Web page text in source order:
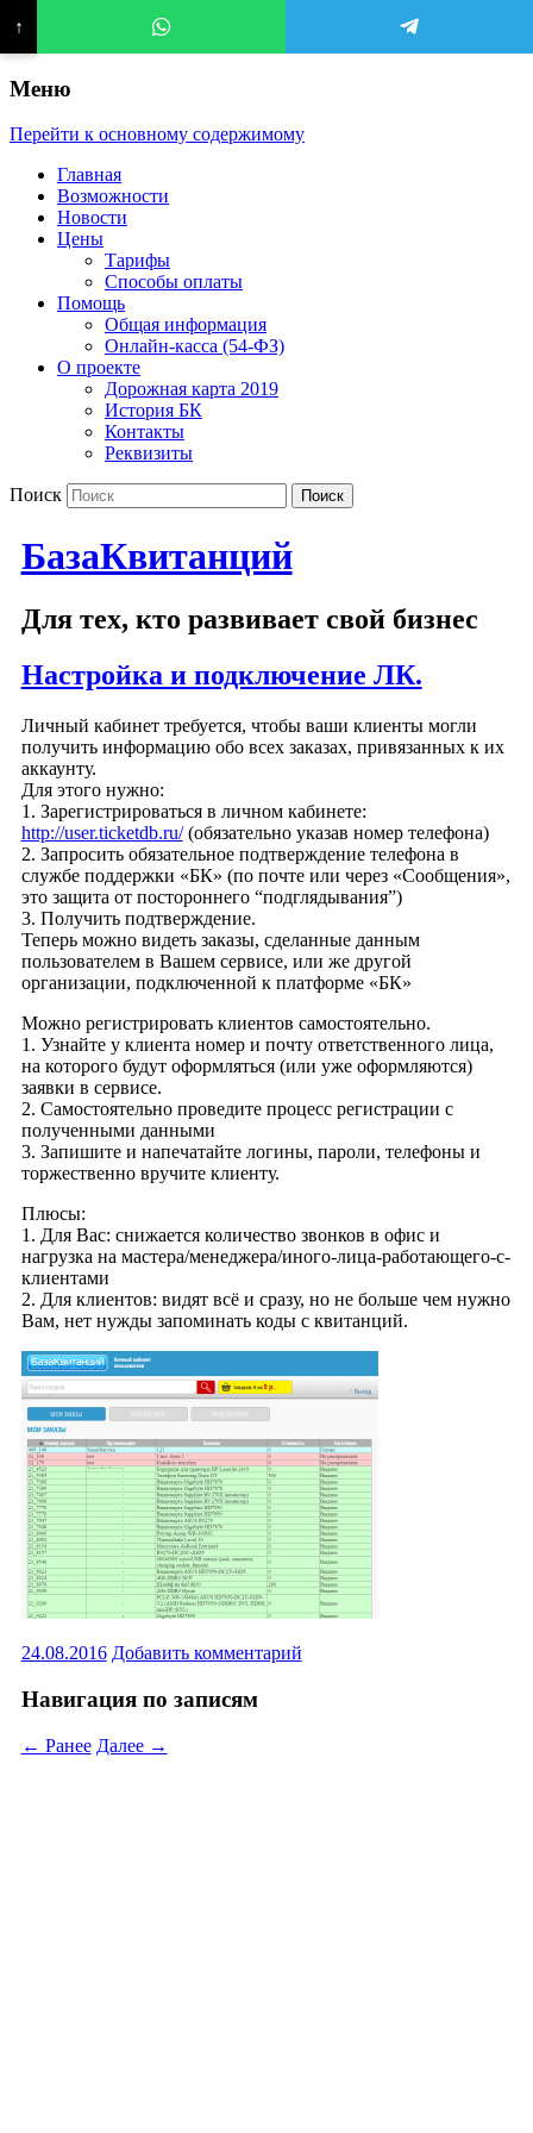
Меню
Перейти к основному содержимому
Главная
Возможности
Новости
Цены
Тарифы
Способы оплаты
Помощь
Общая информация
Онлайн-касса (54-ФЗ)
О проекте
Дорожная карта 2019
История БК
Контакты
Реквизиты
Поиск
БазаКвитанций
Для тех, кто развивает свой бизнес
Настройка и подключение ЛК.
Личный кабинет требуется, чтобы ваши клиенты могли
получить информацию обо всех заказах, привязанных к их
аккаунту.
Для этого нужно:
1. Зарегистрироваться в личном кабинете:
http://user.ticketdb.ru/(обязательно указав номер телефона)
2. Запросить обязательное подтверждение телефона в
службе поддержки «БК» (по почте или через «Сообщения»,
это защита от постороннего “подглядывания”)
3. Получить подтверждение.
Теперь можно видеть заказы, сделанные данным
пользователем в Вашем сервисе, или же другой
организации, подключенной к платформе «БК»
Можно регистрировать клиентов самостоятельно.
1. Узнайте у клиента номер и почту ответственного лица,
на которого будут оформляться (или уже оформляются)
заявки в сервисе.
2. Самостоятельно проведите процесс регистрации с
полученными данными
3. Запишите и напечатайте логины, пароли, телефоны и
торжественно вручите клиенту.
Плюсы:
1. Для Вас: снижается количество звонков в офис и
нагрузка на мастера/менеджера/иного-лица-работающего-с-
клиентами
2. Для клиентов: видят всё и сразу, но не больше чем нужно
Вам, нет нужды запоминать коды с квитанций.
24.08.2016 Добавить комментарий
Навигация по записям
← Ранее Далее →
↑